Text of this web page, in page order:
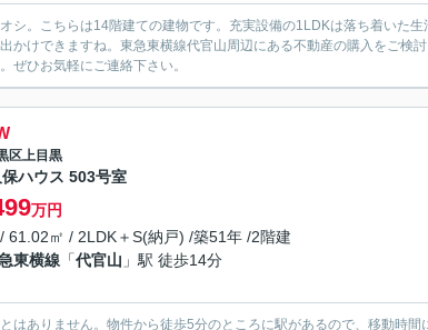
シ。こちらは14階建ての建物です。充実設備の1LDKは落ち着いた
かけできますね。東急東横線代官山周辺にある不動産の購入をご検
ぜひお気軽にご連絡下さい。
区上目黒
保ハウス 503号室
万円
61.02㎡ / 2LDK＋S(納戸) /築51年 /2階建
東横線 「代官山 」駅 徒歩14分
はありません。物件から徒歩5分のところに駅があるので、移動時